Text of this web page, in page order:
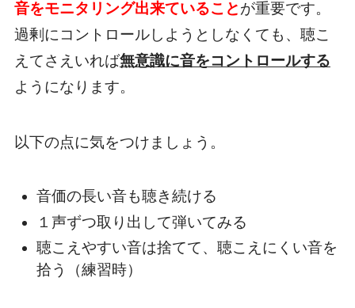
音をモニタリング出来ていることが重要です。
過剰にコントロールしようとしなくても、聴こ
えてさえいれば無意識に音をコントロールする
ようになります。
以下の点に気をつけましょう。
音価の長い音も聴き続ける
１声ずつ取り出して弾いてみる
聴こえやすい音は捨てて、聴こえにくい音を
拾う（練習時）